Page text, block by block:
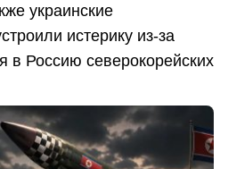
украинские
истерику из-за
в Россию северокорейских